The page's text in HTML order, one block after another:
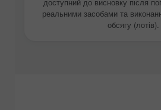
реальними засобами та
обсягу (лотів).